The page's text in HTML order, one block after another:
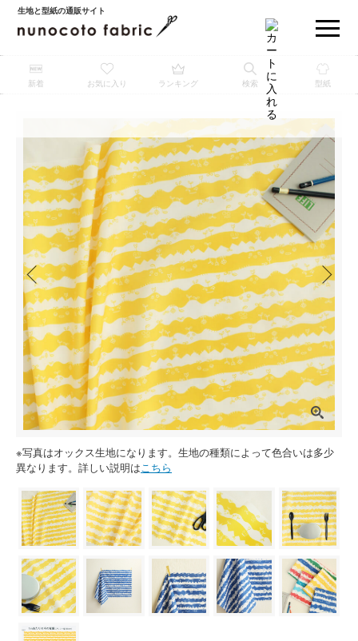
生地と型紙の通販サイト
新着 お気に入り ランキング 検索 型紙
※写真はオックス生地になります。生地の種類によって色合いは多少
異なります。詳しい説明はこちら